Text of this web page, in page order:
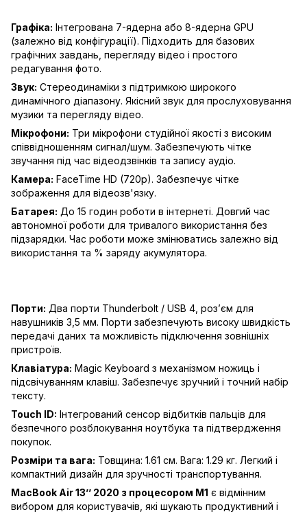
Графіка: Інтегрована 7-ядерна або 8-ядерна GPU
(залежно від конфігурації). Підходить для базових
графічних завдань, перегляду відео і простого
редагування фото.
Звук: Стереодинаміки з підтримкою широкого
динамічного діапазону. Якісний звук для прослуховування
музики та перегляду відео.
Мікрофони: Три мікрофони студійної якості з високим
співвідношенням сигнал/шум. Забезпечують чітке
звучання під час відеодзвінків та запису аудіо.
Камера: FaceTime HD (720p). Забезпечує чітке
зображення для відеозв'язку.
Батарея: До 15 годин роботи в інтернеті. Довгий час
автономної роботи для тривалого використання без
підзарядки. Час роботи може змінюватись залежно від
використання та % заряду акумулятора.
Порти: Два порти Thunderbolt / USB 4, роз’єм для
навушників 3,5 мм. Порти забезпечують високу швидкість
передачі даних та можливість підключення зовнішніх
пристроїв.
Клавіатура: Magic Keyboard з механізмом ножиць і
підсвічуванням клавіш. Забезпечує зручний і точний набір
тексту.
Touch ID: Інтегрований сенсор відбитків пальців для
безпечного розблокування ноутбука та підтвердження
покупок.
Розміри та вага: Товщина: 1.61 см. Вага: 1.29 кг. Легкий і
компактний дизайн для зручності транспортування.
MacBook Air 13’’ 2020 з процесором M1 є відмінним
вибором для користувачів, які шукають продуктивний і